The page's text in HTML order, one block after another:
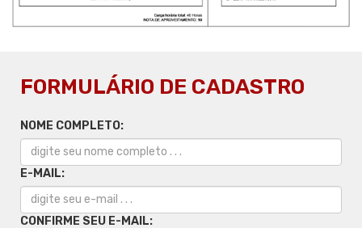
FORMULÁRIO DE CADASTRO
NOME COMPLETO:
E-MAIL:
CONFIRME SEU E-MAIL: